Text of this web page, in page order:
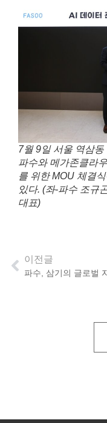
7월 9일 서울 역삼
파수와 메가존클라
를 위한 MOU 체결
있다. (좌-파수 조규
대표)
이전글